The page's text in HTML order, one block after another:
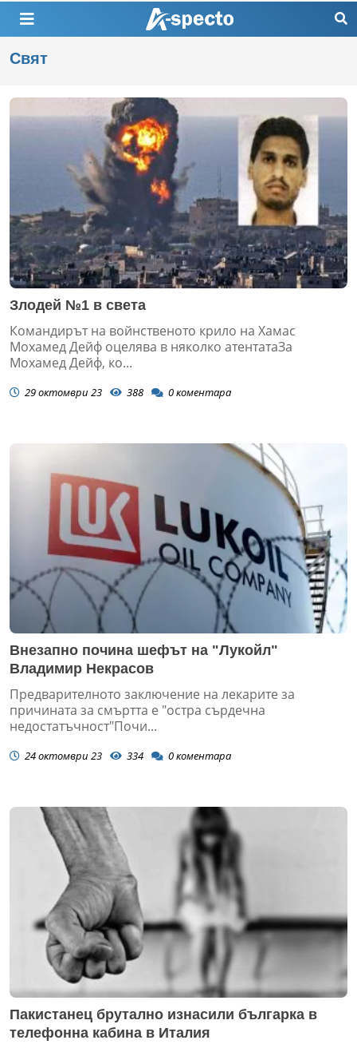
Свят
Злодей №1 в света
Командирът на войнственото крило на Хамас
Мохамед Дейф оцелява в няколко атентатаЗа
Мохамед Дейф, ко...
29 октомври 23 388 0коментара
Внезапно почина шефът на "Лукойл"
Владимир Некрасов
Предварителното заключение на лекарите за
причината за смъртта е "остра сърдечна
недостатъчност"Почи...
24 октомври 23 334 0коментара
Пакистанец брутално изнасили българка в
телефонна кабина в Италия